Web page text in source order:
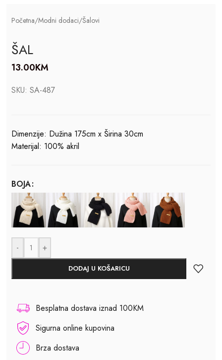
Početna/Modni dodaci/Šalovi
ŠAL
13.00KM
SKU:SA-487
Dimenzije: Dužina 175cm x Širina 30cm
Materijal: 100% akril
BOJA
- +
DODAJ U KOŠARICU
Besplatna dostava iznad 100KM
Sigurna online kupovina
Brza dostava